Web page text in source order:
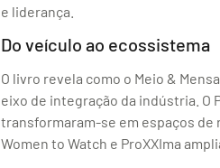
e liderança.
Do veículo ao ecossistema
O livro revela como o Meio &
eixo de integração da indústria. O
transformaram-se em espaços
Women to Watch e ProXXIma